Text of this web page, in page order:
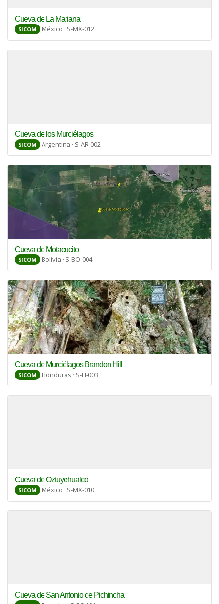
Cueva de La Mariana
SICOM México · S-MX-012
Cueva de los Murciélagos
SICOM Argentina · S-AR-002
Cueva de Motacucito
SICOM Bolivia · S-BO-004
Cueva de Murciélagos Brandon Hill
SICOM Honduras · S-H-003
Cueva de Oztuyehualco
SICOM México · S-MX-010
Cueva de San Antonio de Pichincha